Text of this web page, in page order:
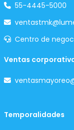
55-4445-5000
Centro de
Ventas
Temporalidades